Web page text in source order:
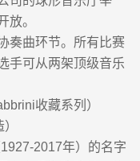
放。
奏曲环节。所有比赛
手可从两架顶级音乐
收藏系列）
1927-2017年）的名字